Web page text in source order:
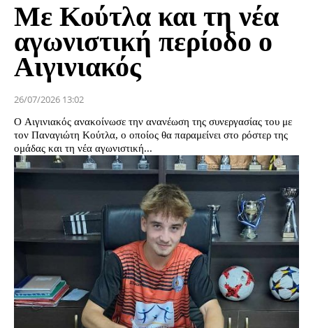
Με Κούτλα και τη νέα
αγωνιστική περίοδο ο
Αιγινιακός
26/07/2026 13:02
Ο Αιγινιακός ανακοίνωσε την ανανέωση της συνεργασίας του με
τον Παναγιώτη Κούτλα, ο οποίος θα παραμείνει στο ρόστερ της
ομάδας και τη νέα αγωνιστική...